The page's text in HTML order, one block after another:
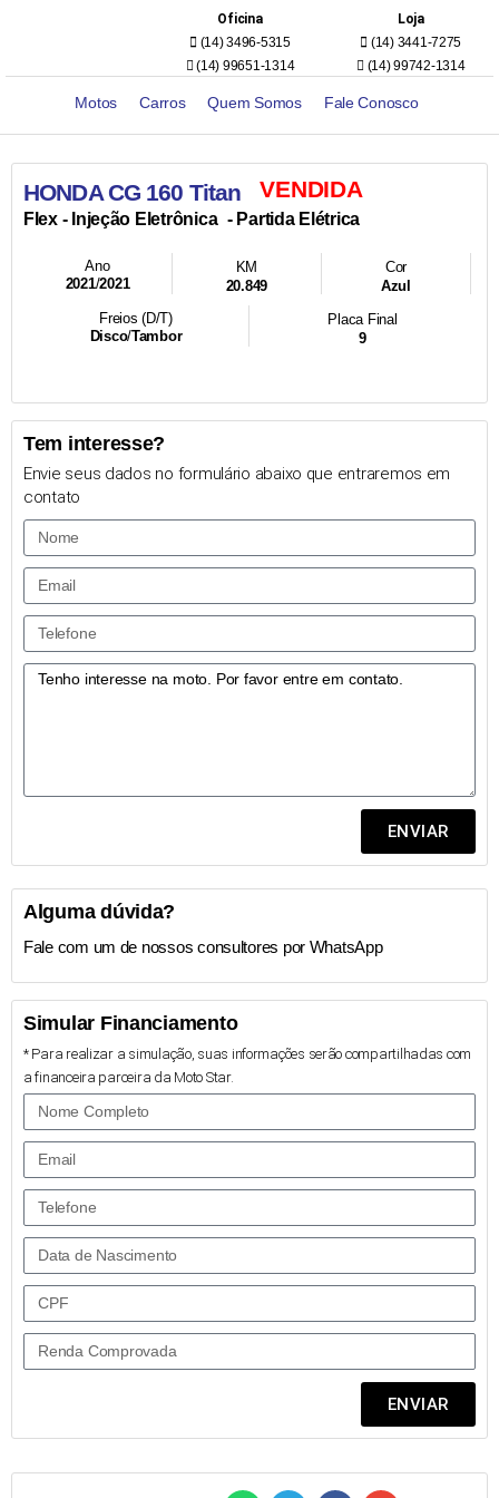
Oficina
(14) 3496-5315
(14) 99651-1314
Loja
(14) 3441-7275
(14) 99742-1314
Motos Carros Quem Somos Fale Conosco
HONDA CG 160 Titan VENDIDA
Flex- Injeção Eletrônica - Partida Elétrica
Ano
2021/2021
KM
20.849
Cor
Azul
Freios (D/T)
Disco/Tambor
Placa Final
9
Tem interesse?
Envie seus dados no formulário abaixo que entraremos em
contato
ENVIAR
Simular Financiamento
* Para realizar a simulação, suas informações serão compartilhadas com
a financeira parceira da Moto Star.
ENVIAR
Alguma dúvida?
Fale com um de nossos consultores por WhatsApp